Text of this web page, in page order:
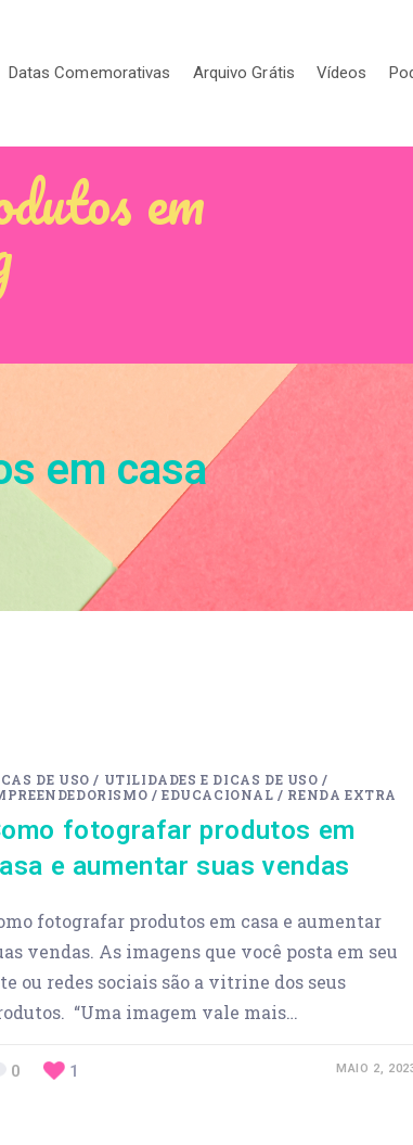
Datas Comemorativas Arquivo Grátis Vídeos
em
em casa
DE USO / UTILIDADES E DICAS DE USO /
/ EDUCACIONAL / RENDA EXTRA
fotografar produtos em
e aumentar suas vendas
fotografar produtos em casa e aumentar
vendas. As imagens que você posta em seu
ou redes sociais são a vitrine dos seus
“Uma imagem vale mais…
0 1 MAIO 2,